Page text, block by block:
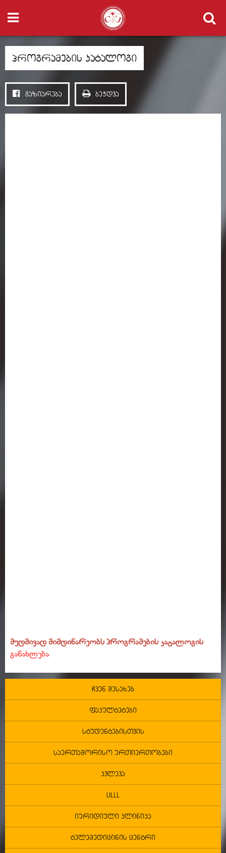
პროგრამების კატალოგი
გაზიარება ბეჭდვა
ჩვენ შესახებ
ფაკულტეტები
სტუდენტებისთვის
საერთაშორისო ურთიერთობები
კვლევა
ULLL
იურიდიული კლინიკა
ტელემედიცინის ცენტრი
მუდმივად მიმდინარეობს პროგრამების კატალოგის
განახლება